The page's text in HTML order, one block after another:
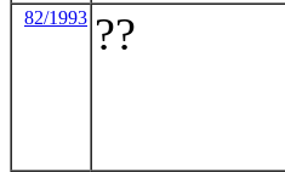
82/1993 ??